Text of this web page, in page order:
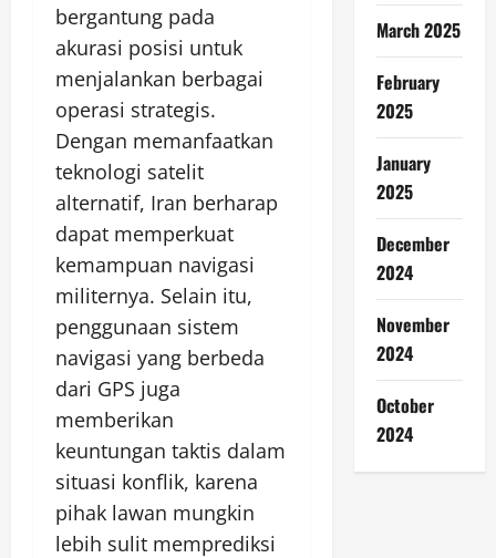
bergantung pada
akurasi posisi untuk
menjalankan berbagai
operasi strategis.
Dengan memanfaatkan
teknologi satelit
alternatif, Iran berharap
dapat memperkuat
kemampuan navigasi
militernya. Selain itu,
penggunaan sistem
navigasi yang berbeda
dari GPS juga
memberikan
keuntungan taktis dalam
situasi konflik, karena
pihak lawan mungkin
lebih sulit memprediksi
March 2025
February
2025
January
2025
December
2024
November
2024
October
2024